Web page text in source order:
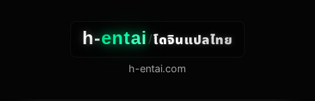
h-entai/โดจินแปลไทย
h-entai.com